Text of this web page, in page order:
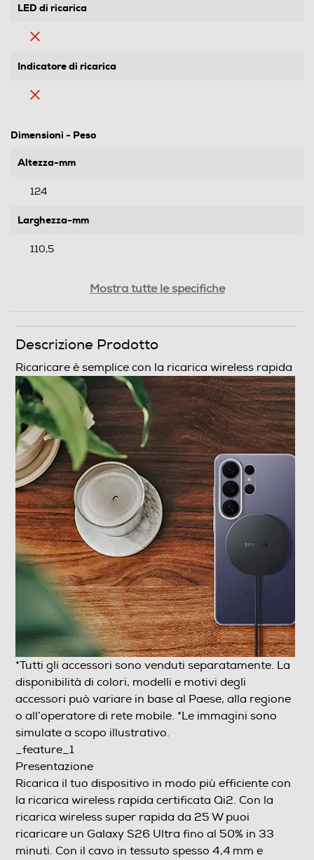
LED di ricarica
Indicatore di ricarica
Dimensioni - Peso
Altezza-mm
124
Larghezza-mm
110,5
0,055
Informazioni sulla sicurezza del prodotto
Clicca qui
Mostra tutte le specifiche
Descrizione Prodotto
Ricaricare è semplice
con la ricarica
wireless rapida
*Tutti gli accessori sono venduti separatamente. La disponibilità di colori,
all’operatore di rete mobile. *Le immagini sono simulate a scopo illustrativo.
_feature_1